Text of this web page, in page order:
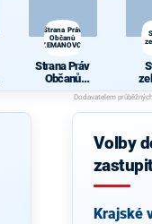
Strana Práv
Občanů
ZEMANOVCI
Strana Práv
Občanů
ZEMANOVCI
Volby
Krajské